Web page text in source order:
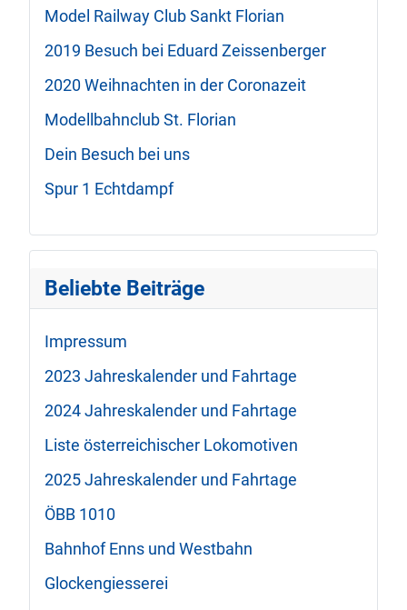
Model Railway Club Sankt Florian
2019 Besuch bei Eduard Zeissenberger
2020 Weihnachten in der Coronazeit
Modellbahnclub St. Florian
Dein Besuch bei uns
Spur 1 Echtdampf
Beliebte Beiträge
Impressum
2023 Jahreskalender und Fahrtage
2024 Jahreskalender und Fahrtage
Liste österreichischer Lokomotiven
2025 Jahreskalender und Fahrtage
ÖBB 1010
Bahnhof Enns und Westbahn
Glockengiesserei